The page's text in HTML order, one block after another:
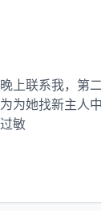
上联系我，第二
为她找新主人
敏